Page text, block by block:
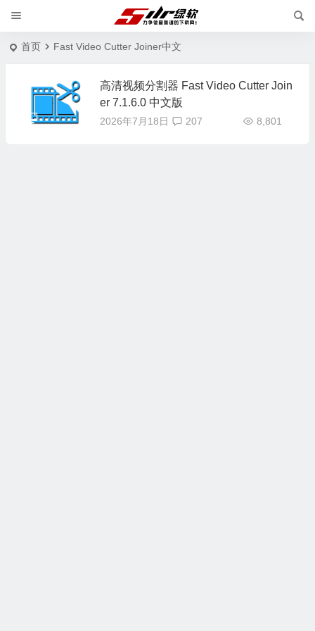
首页 Fast Video Cutter Joiner中文
高清视频分割器 Fast Video Cutter Join
er 7.1.6.0 中文版
2026年7月18日 8,801
207